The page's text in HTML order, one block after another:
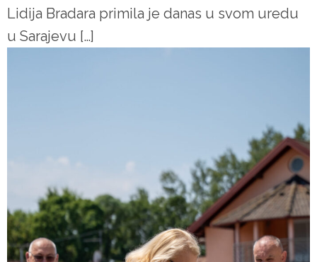
Lidija Bradara primila je danas u svom uredu
u Sarajevu […]